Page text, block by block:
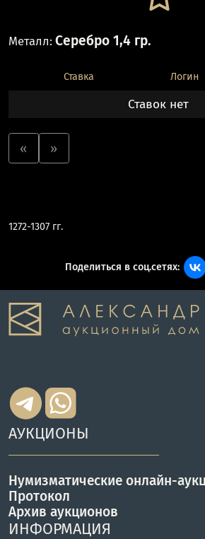
Металл: Серебро 1,4 гр.
Ставка Логин
Ставок нет
« »
1272-1307 гг.
Поделиться в соц.сетях:
АУКЦИОНЫ
Нумизматические онлайн-
Протокол
Архив аукционов
ИНФОРМАЦИЯ